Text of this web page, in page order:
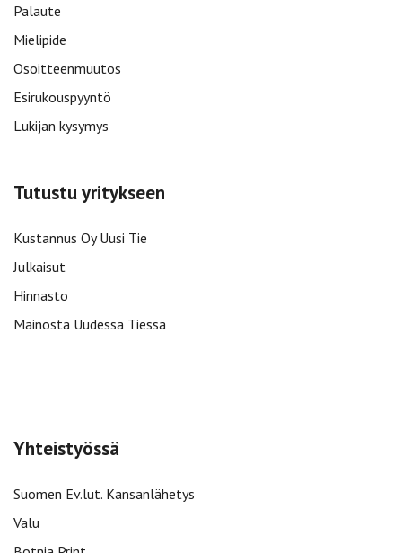
Palaute
Mielipide
Osoitteenmuutos
Esirukouspyyntö
Lukijan kysymys
Tutustu yritykseen
Kustannus Oy Uusi Tie
Julkaisut
Hinnasto
Mainosta Uudessa Tiessä
Yhteistyössä
Suomen Ev.lut. Kansanlähetys
Valu